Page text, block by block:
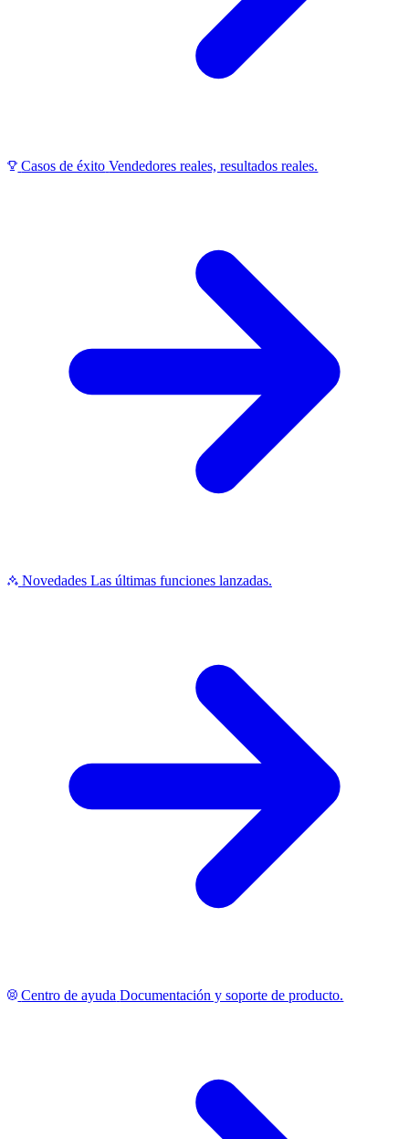
Casos de éxito Vendedores reales, resultados reales.
Novedades Las últimas funciones lanzadas.
Centro de ayuda Documentación y soporte de producto.